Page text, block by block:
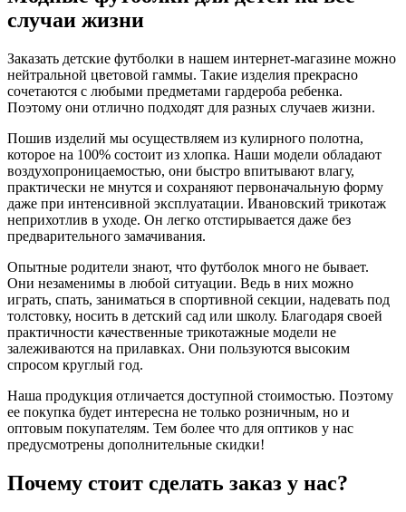
случаи жизни
Заказать детские футболки в нашем интернет-магазине можно
нейтральной цветовой гаммы. Такие изделия прекрасно
сочетаются с любыми предметами гардероба ребенка.
Поэтому они отлично подходят для разных случаев жизни.
Пошив изделий мы осуществляем из кулирного полотна,
которое на 100% состоит из хлопка. Наши модели обладают
воздухопроницаемостью, они быстро впитывают влагу,
практически не мнутся и сохраняют первоначальную форму
даже при интенсивной эксплуатации. Ивановский трикотаж
неприхотлив в уходе. Он легко отстирывается даже без
предварительного замачивания.
Опытные родители знают, что футболок много не бывает.
Они незаменимы в любой ситуации. Ведь в них можно
играть, спать, заниматься в спортивной секции, надевать под
толстовку, носить в детский сад или школу. Благодаря своей
практичности качественные трикотажные модели не
залеживаются на прилавках. Они пользуются высоким
спросом круглый год.
Наша продукция отличается доступной стоимостью. Поэтому
ее покупка будет интересна не только розничным, но и
оптовым покупателям. Тем более что для оптиков у нас
предусмотрены дополнительные скидки!
Почему стоит сделать заказ у нас?